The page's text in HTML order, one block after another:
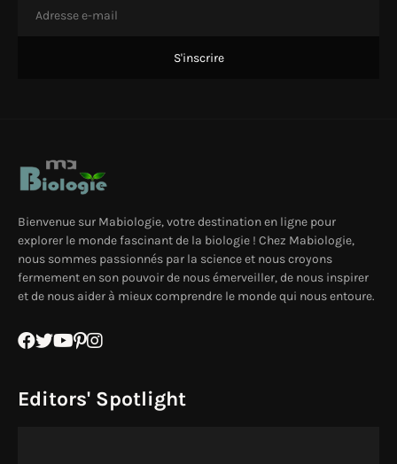
Bienvenue sur Mabiologie, votre destination en ligne pour
explorer le monde fascinant de la biologie ! Chez Mabiologie,
nous sommes passionnés par la science et nous croyons
fermement en son pouvoir de nous émerveiller, de nous inspirer
et de nous aider à mieux comprendre le monde qui nous entoure.
Editors' Spotlight